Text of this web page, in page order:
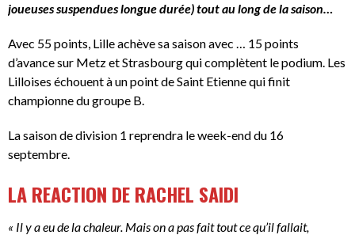
joueuses suspendues longue durée) tout au long de la saison…
Avec 55 points, Lille achève sa saison avec … 15 points
d’avance sur Metz et Strasbourg qui complètent le podium. Les
Lilloises échouent à un point de Saint Etienne qui finit
championne du groupe B.
La saison de division 1 reprendra le week-end du 16
septembre.
LA REACTION DE RACHEL SAIDI
« Il y a eu de la chaleur. Mais on a pas fait tout ce qu’il fallait,